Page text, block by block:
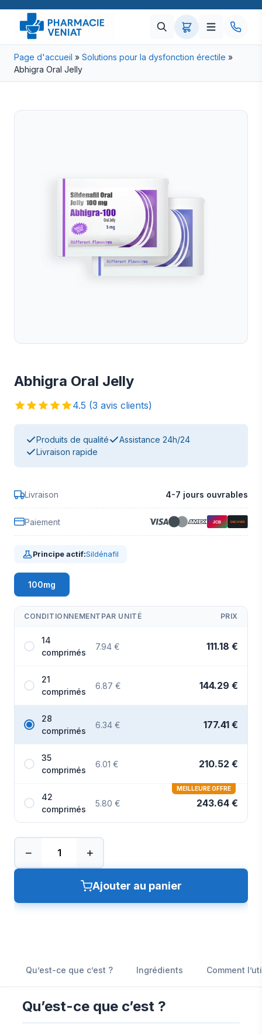
Page d'accueil » Solutions pour la dysfonction érectile »
Abhigra Oral Jelly
Abhigra Oral Jelly
4.5 (3 avis clients)
Produits de qualité
Assistance 24h/24
Livraison rapide
Livraison 4-7 jours ouvrables
Paiement
Principe actif:Sildénafil
100mg
CONDITIONNEMENT PAR UNITÉ PRIX
14
comprimés
7.94 € 111.18 €
21
comprimés
6.87 € 144.29 €
28
comprimés
6.34 € 177.41 €
35
comprimés
6.01 € 210.52 €
42
comprimés
5.80 € 243.64 €
MEILLEURE OFFRE
− +
Ajouter au panier
Qu’est-ce que c’est ? Ingrédients Comment
Qu’est-ce que c’est ?